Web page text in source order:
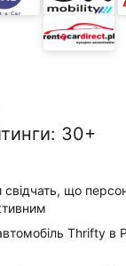
: 30+
свідчать, що
Thrifty в